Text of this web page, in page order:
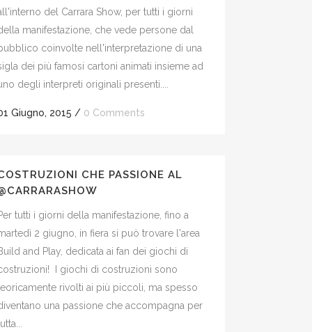
del Carrara Show, per tutti i giorni
manifestazione, che vede persone dal
coinvolte nell'interpretazione di una
dei più famosi cartoni animati insieme ad
degli interpreti originali presenti....
Giugno, 2015 / 0 Comments
CHE PASSIONE AL
tutti i giorni della manifestazione, fino a
2 giugno, in fiera si può trovare l'area
and Play, dedicata ai fan dei giochi di
I giochi di costruzioni sono
rivolti ai più piccoli, ma spesso
una passione che accompagna per